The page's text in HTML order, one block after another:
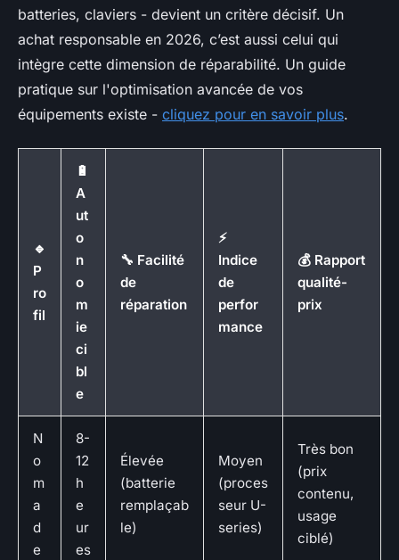
batteries, claviers - devient un critère décisif. Un
achat responsable en 2026, c’est aussi celui qui
intègre cette dimension de réparabilité. Un guide
pratique sur l'optimisation avancée de vos
équipements existe - cliquez pour en savoir plus.
🔹
P
ro
fil
🔋
A
ut
o
n
o
m
ie
ci
bl
e
🔧 Facilité
de
réparation
⚡
Indice
de
perfor
mance
💰 Rapport
qualité-
prix
N
o
m
a
d
e
8-
12
h
e
ur
es
Élevée
(batterie
remplaçab
le)
Moyen
(proces
seur U-
series)
Très bon
(prix
contenu,
usage
ciblé)